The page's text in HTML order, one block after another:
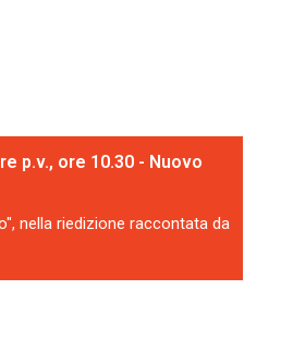
p.v., ore 10.30 - Nuovo
nella riedizione raccontata da